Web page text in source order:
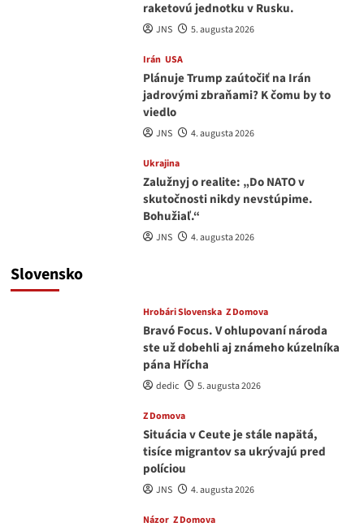
raketovú jednotku v Rusku.
JNS 5. augusta 2026
Irán USA
Plánuje Trump zaútočiť na Irán
jadrovými zbraňami? K čomu by to
viedlo
JNS 4. augusta 2026
Ukrajina
Zalužnyj o realite: „Do NATO v
skutočnosti nikdy nevstúpime.
Bohužiaľ.“
JNS 4. augusta 2026
Slovensko
Hrobári Slovenska Z Domova
Bravó Focus. V ohlupovaní národa
ste už dobehli aj známeho kúzelníka
pána Hřícha
dedic 5. augusta 2026
Z Domova
Situácia v Ceute je stále napätá,
tisíce migrantov sa ukrývajú pred
políciou
JNS 4. augusta 2026
Názor Z Domova